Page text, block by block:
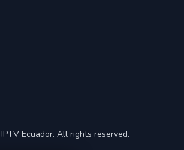
Ecuador. All rights reserved.